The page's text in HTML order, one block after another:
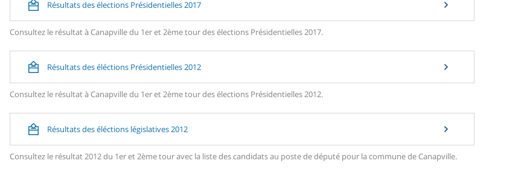
Résultats des élections Présidentielles 2017
Consultez le résultat à Canapville du 1er et 2ème tour des élections Présidentielles 2017.
Résultats des éléctions Présidentielles 2012
Consultez le résultat à Canapville du 1er et 2ème tour des élections Présidentielles 2012.
Résultats des éléctions législatives 2012
Consultez le résultat 2012 du 1er et 2ème tour avec la liste des candidats au poste de député pour la commune de Canapville.